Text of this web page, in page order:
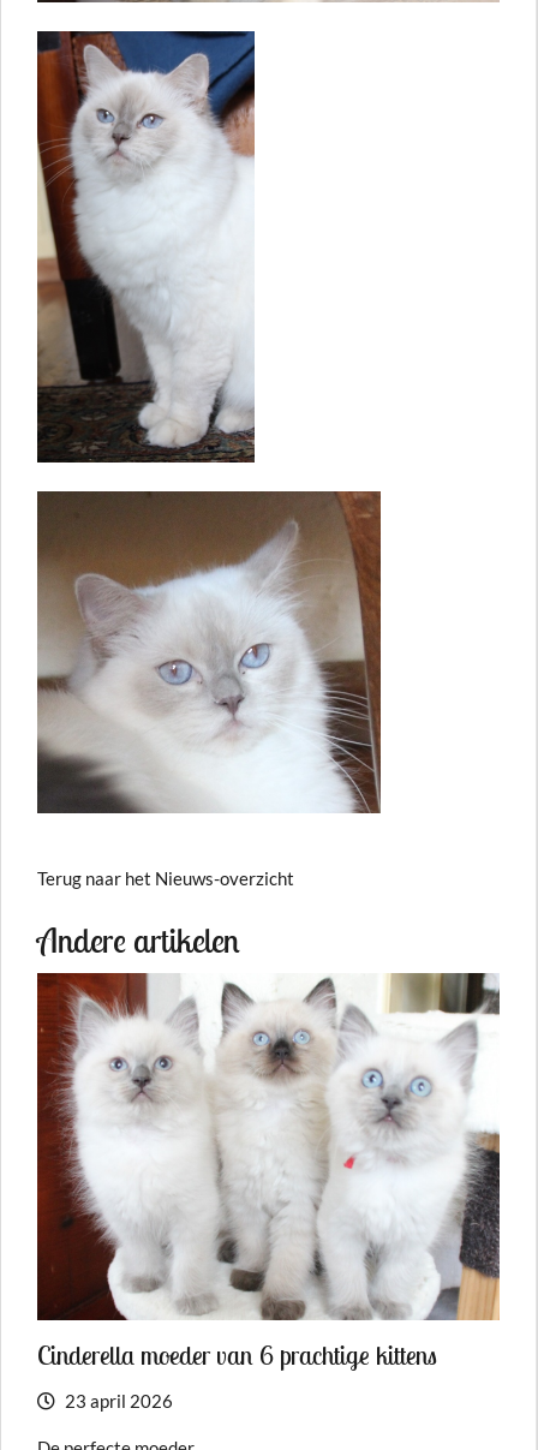
Terug naar het Nieuws-overzicht
Andere artikelen
Cinderella moeder van 6 prachtige kittens
23 april 2026